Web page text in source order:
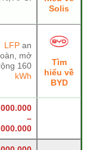
Solis
LFP an
mở
160
kWh
Tìm
hiểu về
BYD
–